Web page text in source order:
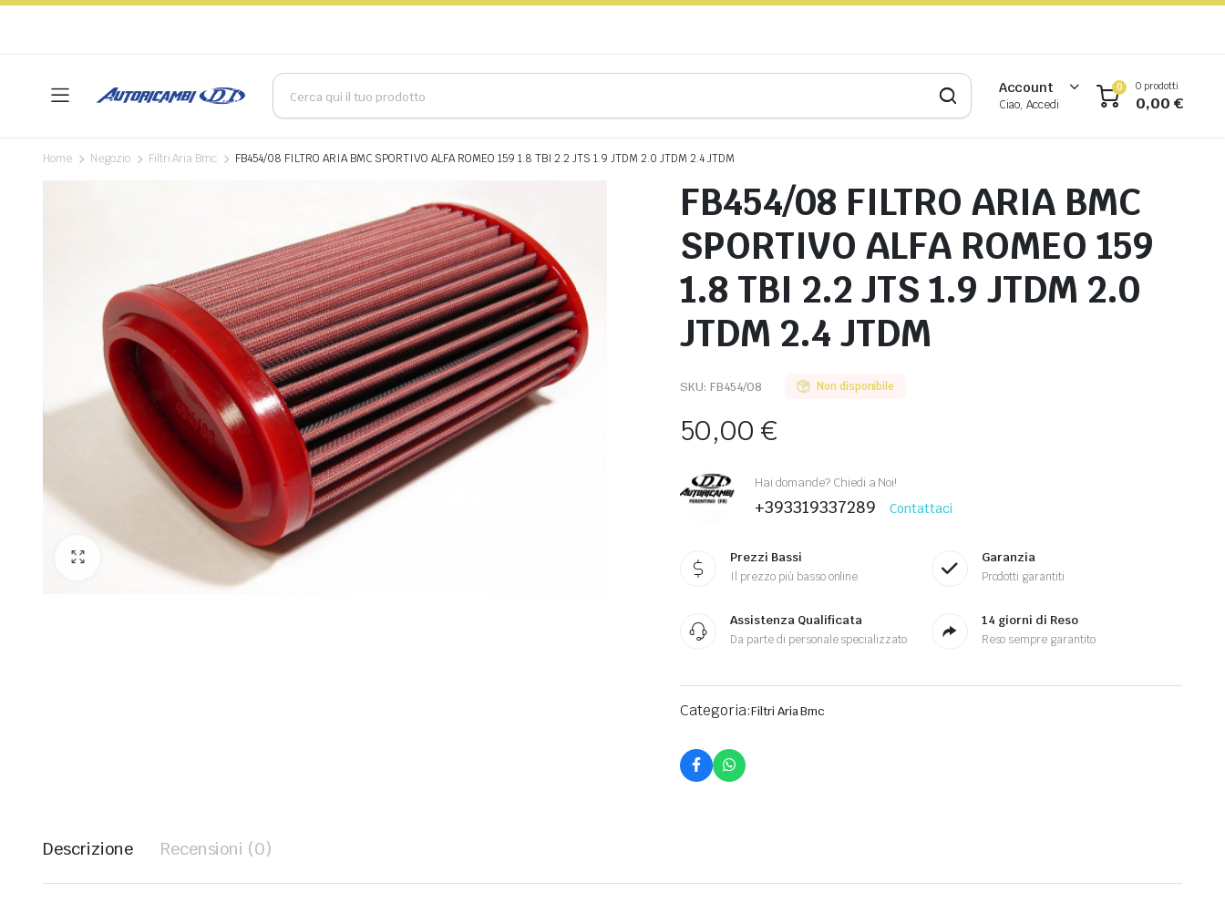
Account
Ciao, Accedi
0 0 prodotti
0,00€
Home Negozio Filtri Aria Bmc FB454/08 FILTRO ARIA BMC SPORTIVO ALFA ROMEO 159 1.8 TBI 2.2 JTS 1.9 JTDM 2.0 JTDM 2.4 JTDM
FB454/08 FILTRO ARIA BMC
SPORTIVO ALFA ROMEO 159
1.8 TBI 2.2 JTS 1.9 JTDM 2.0
JTDM 2.4 JTDM
SKU: FB454/08 Non disponibile
50,00€
Hai domande? Chiedi a Noi!
+393319337289 Contattaci
Prezzi Bassi
Il prezzo più basso online
Garanzia
Prodotti garantiti
Assistenza Qualificata
Da parte di personale specializzato
14 giorni di Reso
Reso sempre garantito
Categoria:Filtri Aria Bmc
Descrizione Recensioni (0)